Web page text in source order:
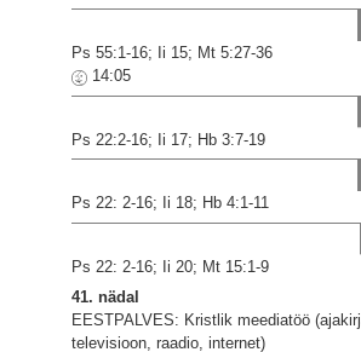
Ps 55:1-16; Ii 15; Mt 5:27-36
14:05
Ps 22:2-16; Ii 17; Hb 3:7-19
Ps 22: 2-16; Ii 18; Hb 4:1-11
Ps 22: 2-16; Ii 20; Mt 15:1-9
41. nädal
EESTPALVES: Kristlik meediatöö
televisioon, raadio, internet)